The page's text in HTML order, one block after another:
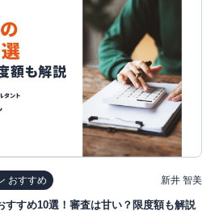
おすすめ 新井 智美
すすめ10選！審査は甘い？限度額も解説